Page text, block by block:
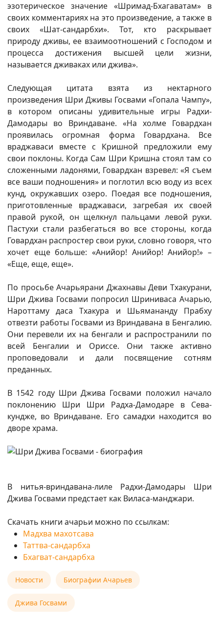
эзотерическое значение «Шримад-Бхагаватам» в
своих комментариях на это произведение, а также в
своих «Шат-сандарбхи». Тот, кто раскрывает
природу дживы, ее взаимоотношений с Господом и
процесса достижения высшей цели жизни,
называется дживаках или джива».
Следующая цитата взята из нектарного
произведения Шри Дживы Госвами «Гопала Чампу»,
в котором описаны удивительные игры Радхи-
Дамодары во Вриндаване. «На холме Говардхан
проявилась огромная форма Говардхана. Все
враджаваси вместе с Кришной предложили ему
свои поклоны. Когда Сам Шри Кришна стоял там со
сложенными ладонями, Говардхан взревел: «Я съем
все ваши подношения» и поглотил всю воду из всех
кунд, окружавших озеро. Поедая все подношения,
приготовленные враджаваси, загребая их своей
правой рукой, он щелкнул пальцами левой руки.
Пастухи стали разбегаться во все стороны, когда
Говардхан распростер свои руки, словно говоря, что
хочет еще больше: «Анийор! Анийор! Анийор!» –
«Еще, еще, еще».
По просьбе Ачарьярани Джахнавы Деви Тхакурани,
Шри Джива Госвами попросил Шриниваса Ачарью,
Нароттаму даса Тхакура и Шьямананду Прабху
отвезти работы Госвами из Вриндавана в Бенгалию.
Они перевели их на бенгали и распространили по
всей Бенгалии и Ориссе. Они также активно
проповедовали и дали посвящение сотням
преданных.
В 1542 году Шри Джива Госвами положил начало
поклонению Шри Шри Радха-Дамодаре в Сева-
кундже, во Вриндаване. Его самадхи находится во
дворе храма.
В нитья-вриндавана-лиле Радхи-Дамодары Шри
Джива Госвами предстает как Виласа-манджари.
Скачать книги ачарьи можно по ссылкам:
Мадхва махотсава
Таттва-сандарбха
Бхагват-сандарбха
Новости Биографии Ачарьев
Джива Госвами